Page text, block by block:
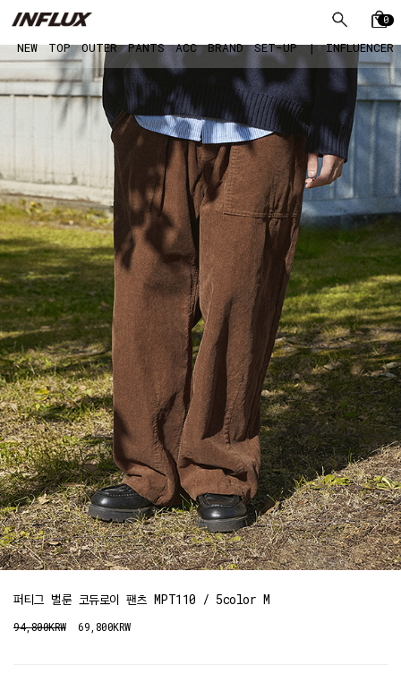
0
NEW TOP OUTER PANTS ACC BRAND SET-UP | INFLUENCER
퍼티그 벌룬 코듀로이 팬츠 MPT110 / 5color M
94,800KRW 69,800KRW